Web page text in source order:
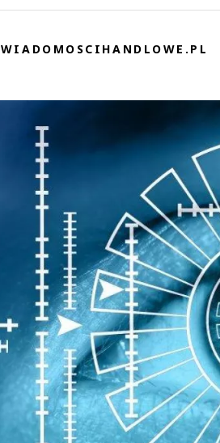
WIADOMOSCIHANDLOWE.PL